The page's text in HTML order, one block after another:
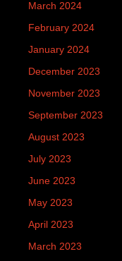
March 2024
February 2024
January 2024
December 2023
November 2023
September 2023
August 2023
July 2023
June 2023
May 2023
April 2023
March 2023